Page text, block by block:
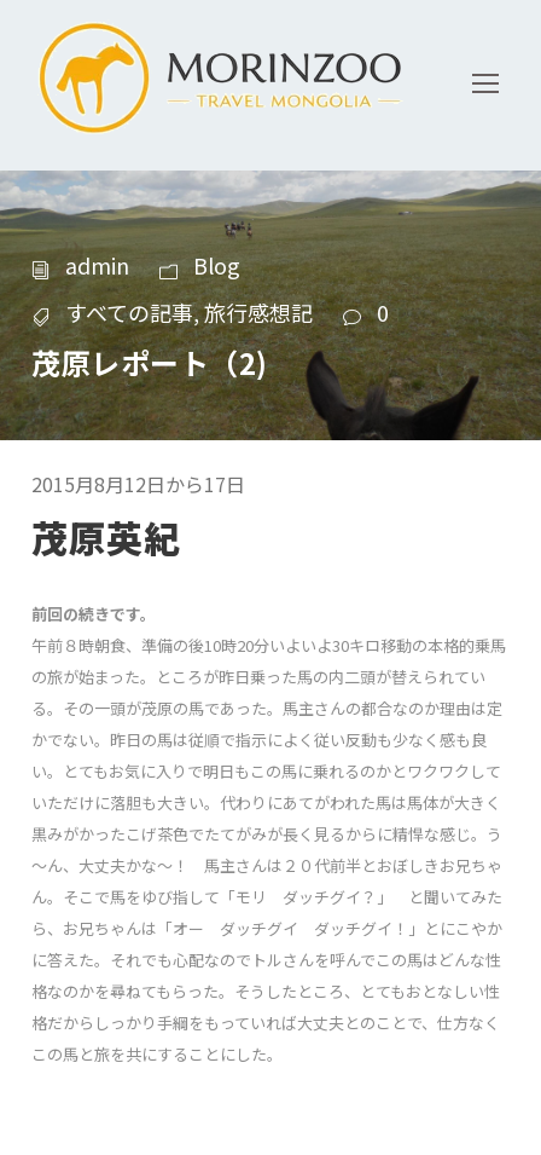
admin
Blog
すべての記事,旅行感想記 0
茂原レポート（2)
2015月8月12日から17日
茂原英紀
前回の続きです。
午前８時朝食、準備の後10時20分いよいよ30キロ移動の本格的乗馬
の旅が始まった。ところが昨日乗った馬の内二頭が替えられてい
る。その一頭が茂原の馬であった。馬主さんの都合なのか理由は定
かでない。昨日の馬は従順で指示によく従い反動も少なく感も良
い。とてもお気に入りで明日もこの馬に乗れるのかとワクワクして
いただけに落胆も大きい。代わりにあてがわれた馬は馬体が大きく
黒みがかったこげ茶色でたてがみが長く見るからに精悍な感じ。う
～ん、大丈夫かな～！ 馬主さんは２０代前半とおぼしきお兄ちゃ
ん。そこで馬をゆび指して「モリ ダッチグイ？」 と聞いてみた
ら、お兄ちゃんは「オー ダッチグイ ダッチグイ！」とにこやか
に答えた。それでも心配なのでトルさんを呼んでこの馬はどんな性
格なのかを尋ねてもらった。そうしたところ、とてもおとなしい性
格だからしっかり手綱をもっていれば大丈夫とのことで、仕方なく
この馬と旅を共にすることにした。